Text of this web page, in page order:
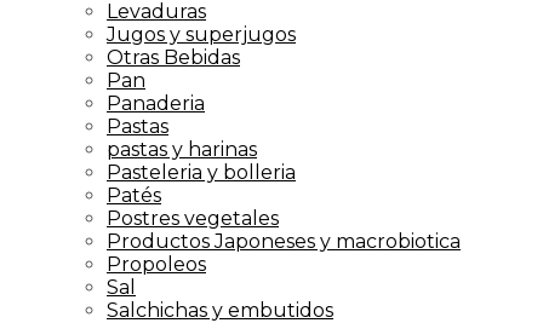
Levaduras
Jugos y superjugos
Otras Bebidas
Pan
Panaderia
Pastas
pastas y harinas
Pasteleria y bolleria
Patés
Postres vegetales
Productos Japoneses y macrobiotica
Propoleos
Sal
Salchichas y embutidos